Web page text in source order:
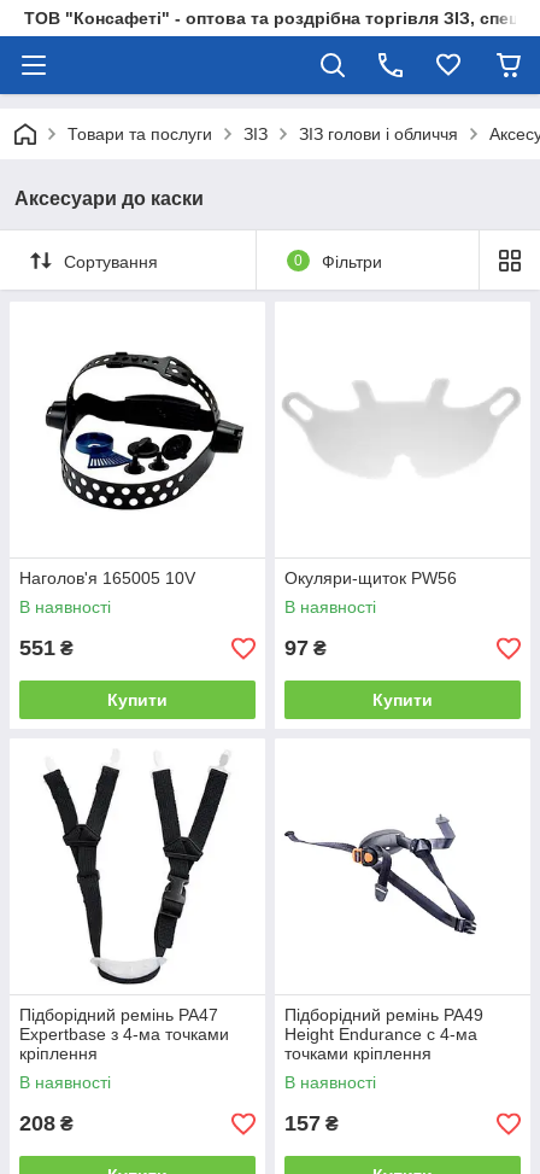
ТОВ "Консафеті" - оптова та роздрібна торгівля ЗІЗ,
Товари та послуги ЗІЗ ЗІЗ голови і обличчя
Аксесуари до каски
Сортування 0 Фільтри
Наголов'я 165005 10V
В наявності
551 ₴
Купити
Окуляри-щиток PW56
В наявності
97 ₴
Купити
Підборідний ремінь PA47
Expertbase з 4-ма точками
кріплення
В наявності
208 ₴
Підборідний ремінь PA49
Height Endurance с 4-ма
точками кріплення
В наявності
157 ₴